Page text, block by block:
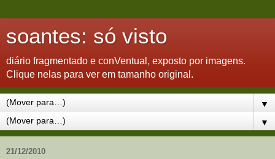
soantes: só visto
diário fragmentado e conVentual, exposto por imagens.
Clique nelas para ver em tamanho original.
▼
▼
21/12/2010